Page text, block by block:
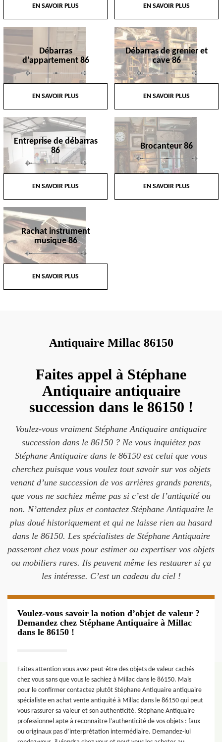
EN SAVOIR PLUS EN SAVOIR PLUS
Débarras
d'appartement 86
EN SAVOIR PLUS
Débarras de grenier et
cave 86
EN SAVOIR PLUS
Entreprise de débarras
86
EN SAVOIR PLUS
Brocanteur 86
EN SAVOIR PLUS
Rachat instrument
musique 86
EN SAVOIR PLUS
Antiquaire Millac 86150
Faites appel à Stéphane
Antiquaire antiquaire
succession dans le 86150 !
Voulez-vous vraiment Stéphane Antiquaire antiquaire
succession dans le 86150 ? Ne vous inquiétez pas
Stéphane Antiquaire dans le 86150 est celui que vous
cherchez puisque vous voulez tout savoir sur vos objets
venant d’une succession de vos arrières grands parents,
que vous ne sachiez même pas si c’est de l’antiquité ou
non. N’attendez plus et contactez Stéphane Antiquaire le
plus doué historiquement et qui ne laisse rien au hasard
dans le 86150. Les spécialistes de Stéphane Antiquaire
passeront chez vous pour estimer ou expertiser vos objets
ou mobiliers rares. Ils peuvent même les restaurer si ça
les intéresse. C’est un cadeau du ciel !
Voulez-vous savoir la notion d’objet de valeur ?
Demandez chez Stéphane Antiquaire à Millac
dans le 86150 !
Faites attention vous avez peut-être des objets de valeur cachés
chez vous sans que vous le sachiez à Millac dans le 86150. Mais
pour le confirmer contactez plutôt Stéphane Antiquaire antiquaire
spécialiste en achat vente antiquité à Millac dans le 86150 qui peut
vous rassurer sa valeur et son authenticité. Stéphane Antiquaire
professionnel apte à reconnaitre l’authenticité de vos objets : faux
ou originaux pas d’interprétation intermédiaire. Demandez-lui